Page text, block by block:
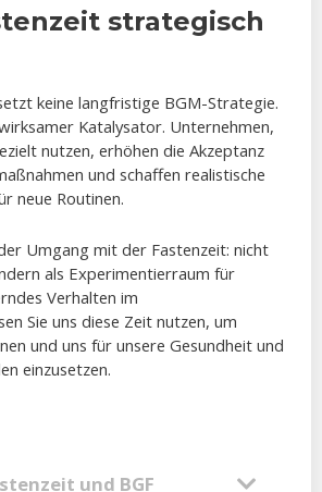
strategisch
keine langfristige BGM-Strategie.
Katalysator. Unternehmen,
nutzen, erhöhen die Akzeptanz
und schaffen realistische
neue Routinen.
Umgang mit der Fastenzeit: nicht
als Experimentierraum für
Verhalten im
Sie uns diese Zeit nutzen, um
und uns für unsere Gesundheit und
einzusetzen.
und BGF